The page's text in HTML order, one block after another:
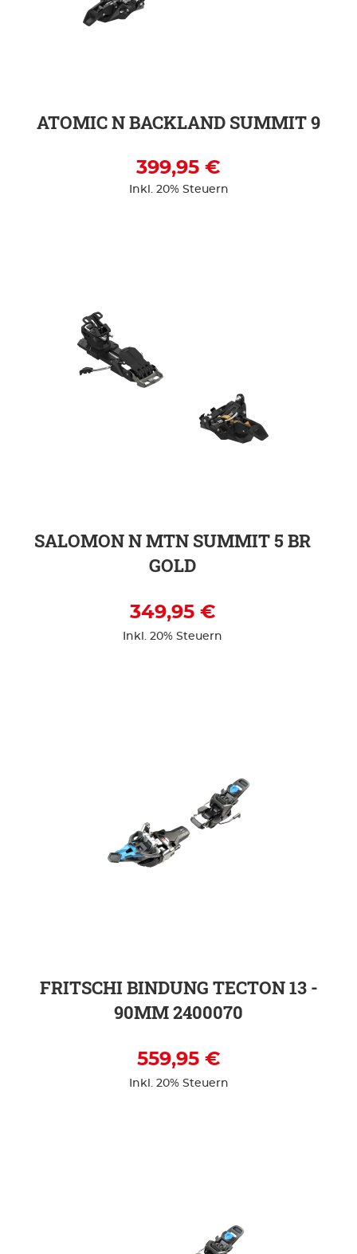
ATOMIC N BACKLAND SUMMIT 9
399,95 €
Inkl. 20% Steuern
ZUR DETAILSEITE
SALOMON N MTN SUMMIT 5 BR
GOLD
349,95 €
Inkl. 20% Steuern
FRITSCHI BINDUNG TECTON 13 -
90MM 2400070
559,95 €
Inkl. 20% Steuern